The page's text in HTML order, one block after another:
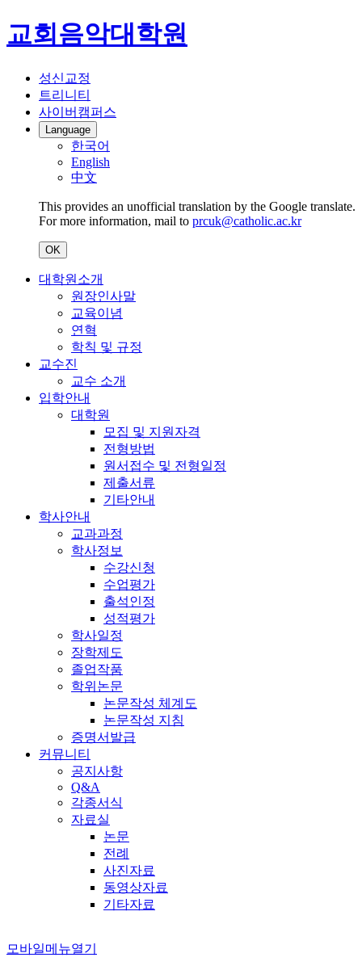
교회음악대학원
성신교정
트리니티
사이버캠퍼스
Language
한국어
English
中文
This provides an unofficial translation by the Google translate.
For more information, mail to prcuk@catholic.ac.kr
OK
대학원소개
원장인사말
교육이념
연혁
학칙 및 규정
교수진
교수 소개
입학안내
대학원
모집 및 지원자격
전형방법
원서접수 및 전형일정
제출서류
기타안내
학사안내
교과과정
학사정보
수강신청
수업평가
출석인정
성적평가
학사일정
장학제도
졸업작품
학위논문
논문작성 체계도
논문작성 지침
증명서발급
커뮤니티
공지사항
Q&A
각종서식
자료실
논문
전례
사진자료
동영상자료
기타자료
모바일메뉴열기